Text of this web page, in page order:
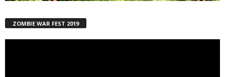
ZOMBIE WAR FEST 2019